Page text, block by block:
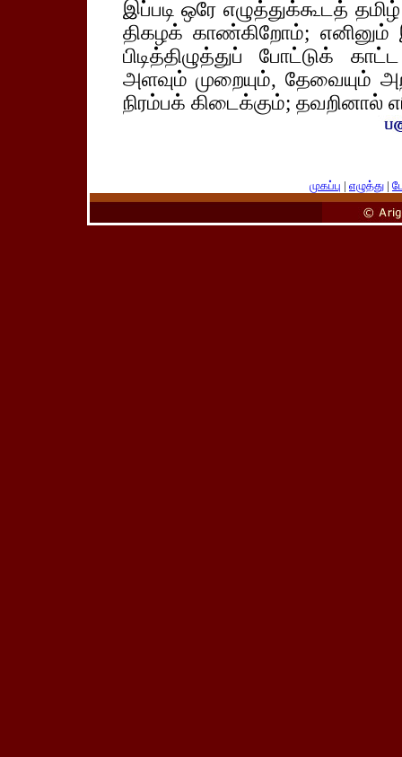
இப்படி ஒரே எழுத்துக்கூடத்
திகழக் காண்கிறோம்;
பிடித்திழுத்துப் போட்டுக்
அளவும் முறையும், தேவையும்
நிரம்பக் கிடைக்கும்; தவறினால்
முகப்பு | எழுத்து |